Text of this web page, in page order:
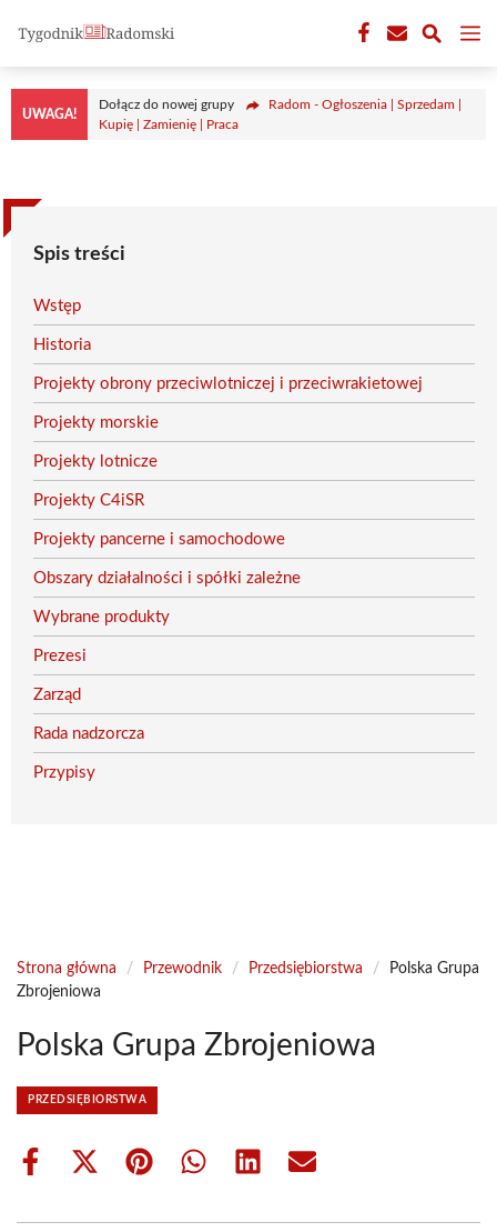
treści
UWAGA!
Dołącz do nowej grupy
Radom - Ogłoszenia | Sprzedam |
Kupię | Zamienię | Praca
Spis treści
Wstęp
Historia
Projekty obrony przeciwlotniczej i przeciwrakietowej
Projekty morskie
Projekty lotnicze
Projekty C4iSR
Projekty pancerne i samochodowe
Obszary działalności i spółki zależne
Wybrane produkty
Prezesi
Zarząd
Rada nadzorcza
Przypisy
Strona główna / Przewodnik / Przedsiębiorstwa /
Polska Grupa
Zbrojeniowa
Polska Grupa Zbrojeniowa
PRZEDSIĘBIORSTWA
Share
Share
(Twitter)
Share Share Share Share